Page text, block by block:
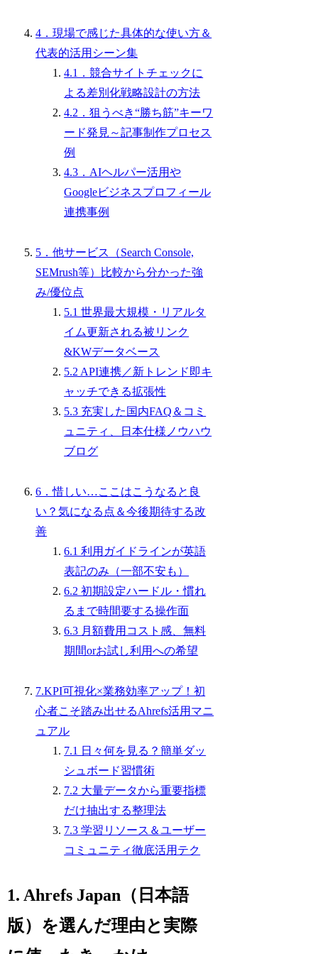
4．現場で感じた具体的な使い方＆
代表的活用シーン集
4.1．競合サイトチェックに
よる差別化戦略設計の方法
4.2．狙うべき“勝ち筋”キーワ
ード発見～記事制作プロセス
例
4.3．AIヘルパー活用や
Googleビジネスプロフィール
連携事例
5．他サービス（Search Console,
SEMrush等）比較から分かった強
み/優位点
5.1 世界最大規模・リアルタ
イム更新される被リンク
&KWデータベース
5.2 API連携／新トレンド即キ
ャッチできる拡張性
5.3 充実した国内FAQ＆コミ
ュニティ、日本仕様ノウハウ
ブログ
6．惜しい…ここはこうなると良
い？気になる点＆今後期待する改
善
6.1 利用ガイドラインが英語
表記のみ（一部不安も）
6.2 初期設定ハードル・慣れ
るまで時間要する操作面
6.3 月額費用コスト感、無料
期間orお試し利用への希望
7.KPI可視化×業務効率アップ！初
心者こそ踏み出せるAhrefs活用マニ
ュアル
7.1 日々何を見る？簡単ダッ
シュボード習慣術
7.2 大量データから重要指標
だけ抽出する整理法
7.3 学習リソース＆ユーザー
コミュニティ徹底活用テク
1. Ahrefs Japan（日本語
版）を選んだ理由と実際